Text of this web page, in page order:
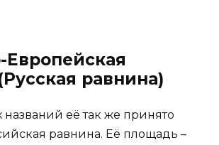
Европейская
равнина)
её так же принято
равнина. Её площадь –